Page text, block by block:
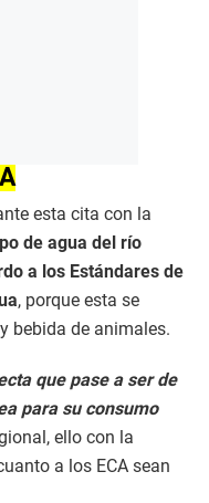
esta cita con la
de agua del río
a los Estándares de
, porque esta se
bebida de animales.
que pase a ser de
para su consumo
ello con la
a los ECA sean